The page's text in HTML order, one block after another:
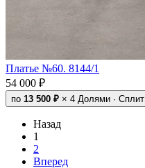
Платье №60. 8144/1
54 000 ₽
по 13 500 ₽ × 4 Долями · Сплит
Назад
1
2
Вперед